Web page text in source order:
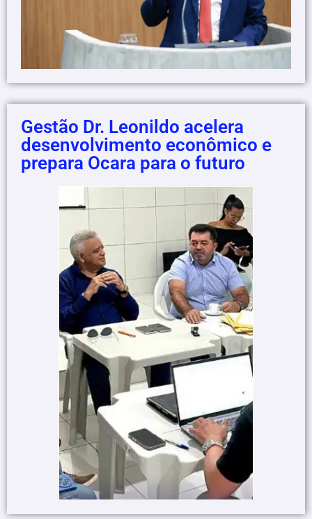
Gestão Dr. Leonildo acelera
desenvolvimento econômico e
prepara Ocara para o futuro